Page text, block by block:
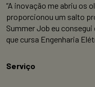
“A inovação me abriu os
proporcionou um salto
Summer Job eu
que cursa Engenharia
Serviço